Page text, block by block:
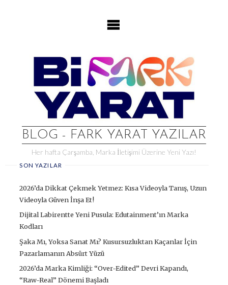
BLOG - FARK YARAT YAZILAR
Her hafta Çarşamba, Marka İletişimi Üzerine Yeni Yazı!
SON YAZILAR
2026’da Dikkat Çekmek Yetmez: Kısa Videoyla Tanış, Uzun
Videoyla Güven İnşa Et!
Dijital Labirentte Yeni Pusula: Edutainment’ın Marka
Kodları
Şaka Mı, Yoksa Sanat Mı? Kusursuzluktan Kaçanlar İçin
Pazarlamanın Absürt Yüzü
2026’da Marka Kimliği: “Over-Edited” Devri Kapandı,
“Raw-Real” Dönemi Başladı